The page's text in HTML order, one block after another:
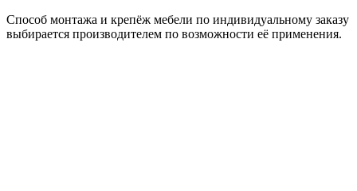
Способ монтажа и крепёж мебели по индивидуальному заказу
выбирается производителем по возможности её применения.